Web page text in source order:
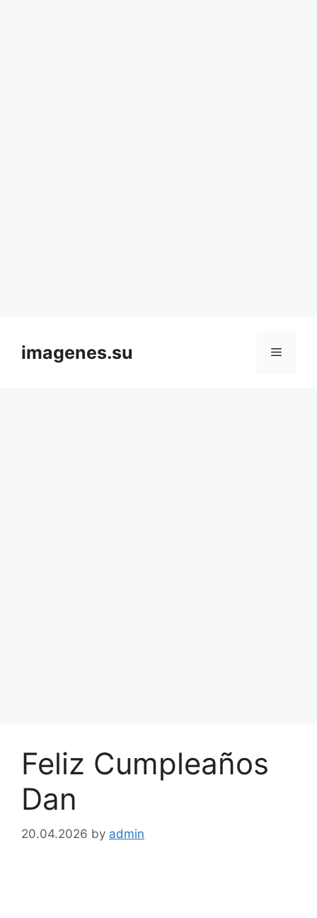
contentimagenes.su Menu
Feliz Cumpleaños
Dan
20.04.2026 by admin